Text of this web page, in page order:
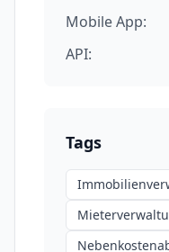
Mobile App:
API:
Tags